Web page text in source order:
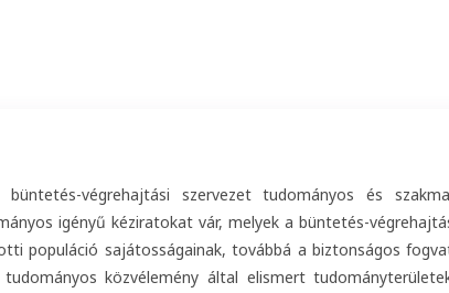
büntetés-végrehajtási szervezet tudományos és
igényű kéziratokat vár, melyek a büntetés-
populáció sajátosságainak, továbbá a biztonságos
közvélemény által elismert